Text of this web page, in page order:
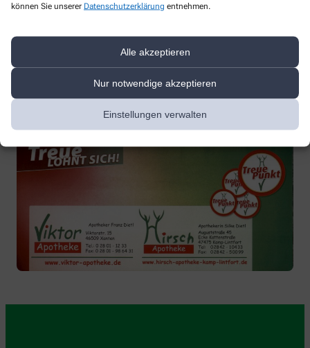
können Sie unserer Datenschutzerklärung entnehmen.
Alle akzeptieren
Nur notwendige akzeptieren
Einstellungen verwalten